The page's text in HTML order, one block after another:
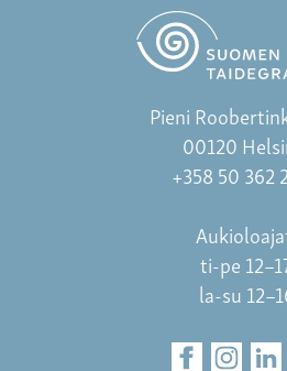
Pieni
00120
+358 50 362
ti-pe
la-su